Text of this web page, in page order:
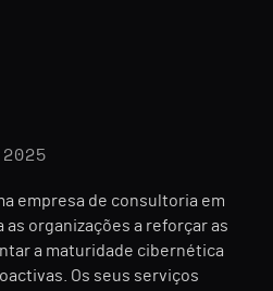
empresa de consultoria em
organizações a reforçar as
a maturidade cibernética
Os seus serviços